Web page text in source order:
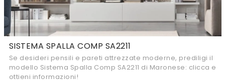
SISTEMA SPALLA COMP SA2211
Se desideri pensili e pareti attrezzate moderne, prediligi il
modello Sistema Spalla Comp SA2211 di Maronese: clicca e
ottieni informazioni!